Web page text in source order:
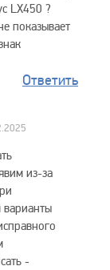
LX450 ?
показывает
Ответить
из-за
-